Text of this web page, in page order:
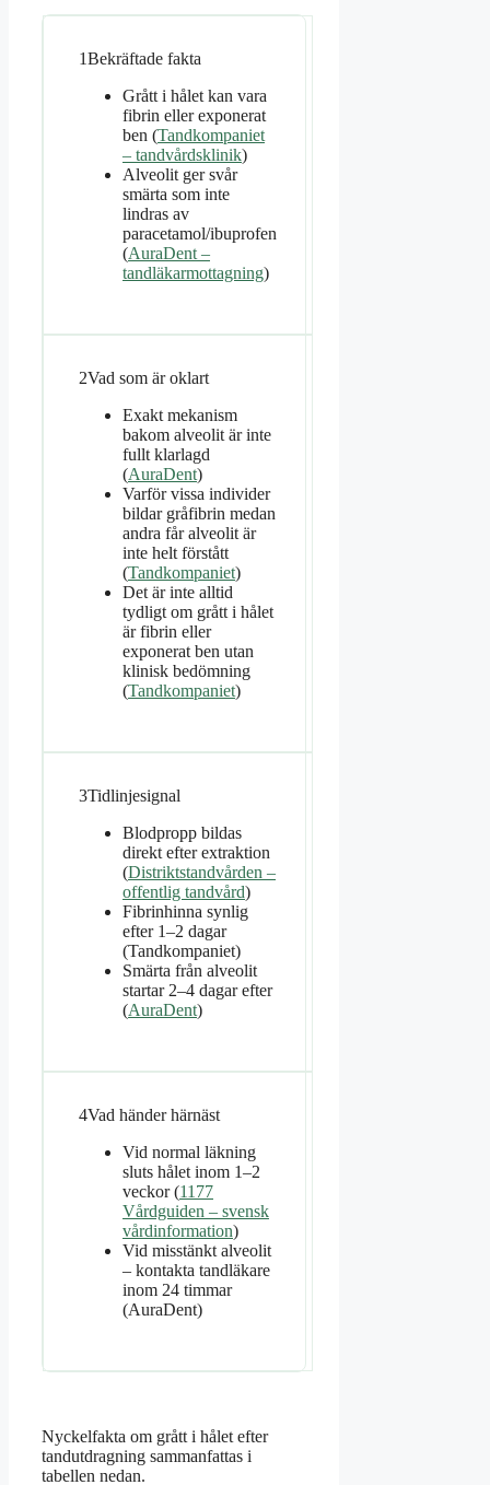
1Bekräftade fakta
Grått i hålet kan vara
fibrin eller exponerat
ben (Tandkompaniet
– tandvårdsklinik)
Alveolit ger svår
smärta som inte
lindras av
paracetamol/ibuprofen
(AuraDent –
tandläkarmottagning)
2Vad som är oklart
Exakt mekanism
bakom alveolit är inte
fullt klarlagd
(AuraDent)
Varför vissa individer
bildar gråfibrin medan
andra får alveolit är
inte helt förstått
(Tandkompaniet)
Det är inte alltid
tydligt om grått i hålet
är fibrin eller
exponerat ben utan
klinisk bedömning
(Tandkompaniet)
3Tidlinjesignal
Blodpropp bildas
direkt efter extraktion
(Distriktstandvården –
offentlig tandvård)
Fibrinhinna synlig
efter 1–2 dagar
(Tandkompaniet)
Smärta från alveolit
startar 2–4 dagar efter
(AuraDent)
4Vad händer härnäst
Vid normal läkning
sluts hålet inom 1–2
veckor (1177
Vårdguiden – svensk
vårdinformation)
Vid misstänkt alveolit
– kontakta tandläkare
inom 24 timmar
(AuraDent)
Nyckelfakta om grått i hålet efter
tandutdragning sammanfattas i
tabellen nedan.